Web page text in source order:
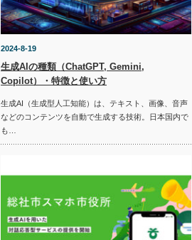
2024-8-19
生成AIの種類（ChatGPT, Gemini,
Copilot）・特徴と使い方
生成AI（生成型人工知能）は、テキスト、画像、音声
などのコンテンツを自動で生成する技術。日本国内で
も…